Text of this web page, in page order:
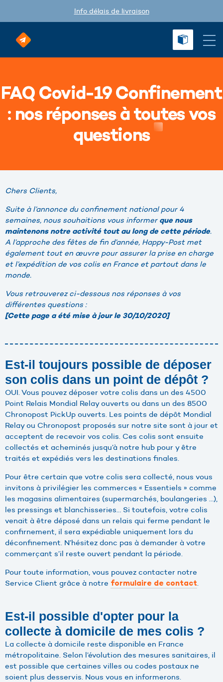
Info délais de livraison
FAQ Covid-19 Confinement
: nos réponses à toutes vos
questions
Chers Clients,
Suite à l’annonce du confinement national pour 4
semaines, nous souhaitions vous informer que nous
maintenons notre activité tout au long de cette période.
A l’approche des fêtes de fin d’année, Happy-Post met
également tout en œuvre pour assurer la prise en charge
et l’expédition de vos colis en France et partout dans le
monde.
Vous retrouverez ci-dessous nos réponses à vos
différentes questions :
[Cette page a été mise à jour le 30/10/2020]
Est-il toujours possible de déposer
son colis dans un point de dépôt ?
OUI. Vous pouvez déposer votre colis dans un des 4500
Point Relais Mondial Relay ouverts ou dans un des 8500
Chronopost PickUp ouverts. Les points de dépôt Mondial
Relay ou Chronopost proposés sur notre site sont à jour et
acceptent de recevoir vos colis. Ces colis sont ensuite
collectés et acheminés jusqu’à notre hub pour y être
traités et expédiés vers les destinations finales.
Pour être certain que votre colis sera collecté, nous vous
invitons à privilégier les commerces « Essentiels » comme
les magasins alimentaires (supermarchés, boulangeries …),
les pressings et blanchisseries… Si toutefois, votre colis
venait à être déposé dans un relais qui ferme pendant le
confirnement, il sera expédiable uniquement lors du
déconfinement. N’hésitez donc pas à demander à votre
commerçant s’il reste ouvert pendant la période.
Pour toute information, vous pouvez contacter notre
Service Client grâce à notre formulaire de contact.
Est-il possible d'opter pour la
collecte à domicile de mes colis ?
La collecte à domicile reste disponible en France
métropolitaine. Selon l’évolution des mesures sanitaires, il
est possible que certaines villes ou codes postaux ne
soient plus desservis. Nous vous en informerons.